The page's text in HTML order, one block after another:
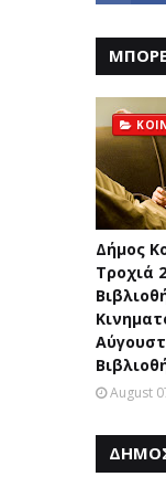
Δήμος
Τροχιά
August